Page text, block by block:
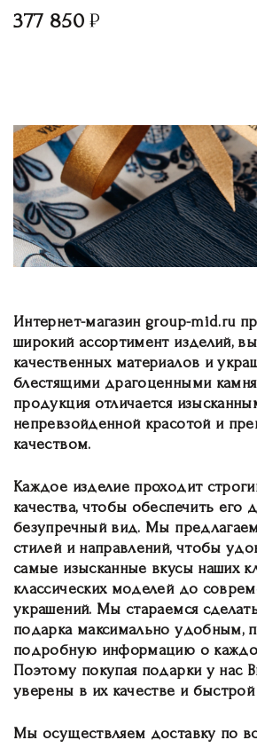
377 850
Интернет-магазин group-mid.ru
широкий ассортимент изделий,
качественных материалов и
блестящими драгоценными
продукция отличается
непревзойденной красотой и
качеством.
Каждое изделие проходит
качества, чтобы обеспечить его
безупречный вид. Мы
стилей и направлений, чтобы
самые изысканные вкусы наших
классических моделей до
украшений. Мы стараемся
подарка максимально удобным,
подробную информацию о
Поэтому покупая подарки у нас
уверены в их качестве и быстрой
Мы осуществляем доставку по